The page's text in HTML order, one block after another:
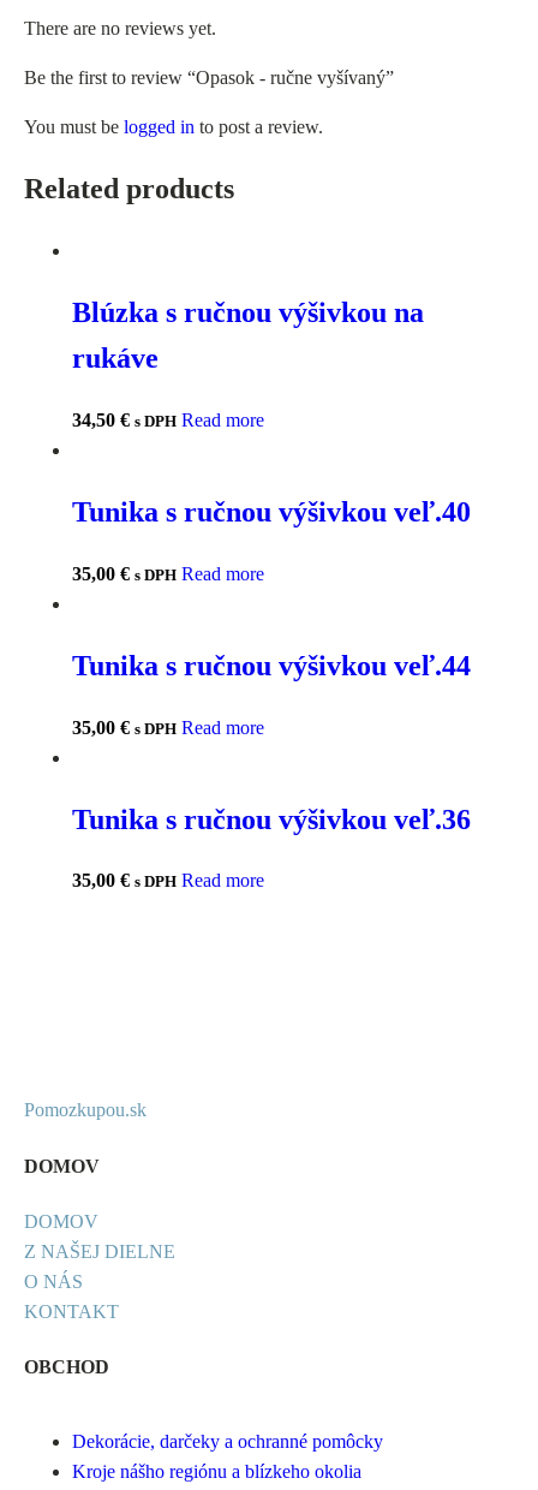
There are no reviews yet.
Be the first to review “Opasok - ručne vyšívaný”
You must be logged in to post a review.
Related products
Blúzka s ručnou výšivkou na
rukáve
34,50 € s DPH Read more
Tunika s ručnou výšivkou veľ.40
35,00 € s DPH Read more
Tunika s ručnou výšivkou veľ.44
35,00 € s DPH Read more
Tunika s ručnou výšivkou veľ.36
35,00 € s DPH Read more
Pomozkupou.sk
DOMOV
DOMOV
Z NAŠEJ DIELNE
O NÁS
KONTAKT
OBCHOD
Dekorácie, darčeky a ochranné pomôcky
Kroje nášho regiónu a blízkeho okolia